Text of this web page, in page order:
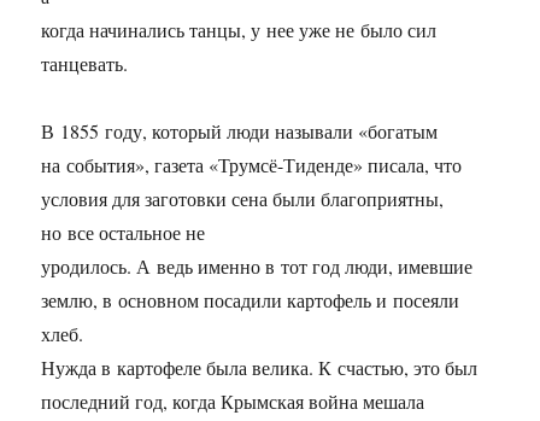
когда начинались танцы, у нее уже не было сил
танцевать.
В 1855 году, который люди называли «богатым
на события», газета «Трумсё-Тиденде» писала, что
условия для заготовки сена были благоприятны,
но все остальное не
уродилось. А ведь именно в тот год люди, имевшие
землю, в основном посадили картофель и посеяли
хлеб.
Нужда в картофеле была велика. К счастью, это был
последний год, когда Крымская война мешала